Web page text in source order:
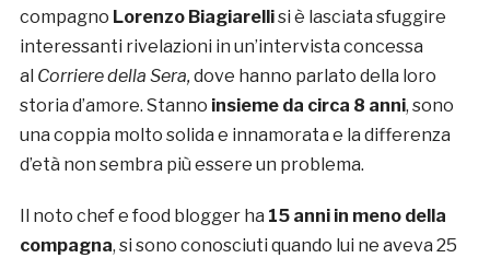
compagno Lorenzo Biagiarellisi è lasciata sfuggire
interessanti rivelazioni in un’intervista concessa
al Corriere della Sera,dove hanno parlato della loro
storia d’amore. Stanno insieme da circa 8 anni, sono
una coppia molto solida e innamorata e la differenza
d’età non sembra più essere un problema.
Il noto chef e food blogger ha 15 anni in meno della
compagna, si sono conosciuti quando lui ne aveva 25